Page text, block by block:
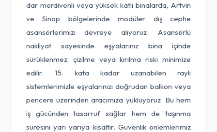
dar merdivenli veya yüksek katlı binalarda, Artvin
ve Sinop bölgelerinde modüler dış cephe
asansörlerimizi devreye alıyoruz. Asansörlü
nakliyat sayesinde eşyalarınız bina içinde
sürüklenmez, çizilme veya kırılma riski minimize
edilir. 15. kata kadar uzanabilen raylı
sistemlerimizle eşyalarınızı doğrudan balkon veya
pencere üzerinden aracımıza yüklüyoruz. Bu hem
iş gücünden tasarruf sağlar hem de taşınma
süresini yarı yarıya kısaltır. Güvenlik önlemlerimiz